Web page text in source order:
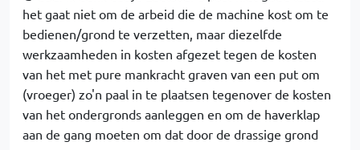
het gaat niet om de arbeid die de machine kost om te
bedienen/grond te verzetten, maar diezelfde
werkzaamheden in kosten afgezet tegen de kosten
van het met pure mankracht graven van een put om
(vroeger) zo'n paal in te plaatsen tegenover de kosten
van het ondergronds aanleggen en om de haverklap
aan de gang moeten om dat door de drassige grond